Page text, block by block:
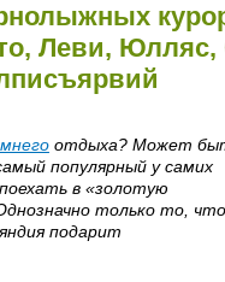
Леви, Юлляс,
отдыха? Может
популярный у самих
в «золотую
только то, что
подарит